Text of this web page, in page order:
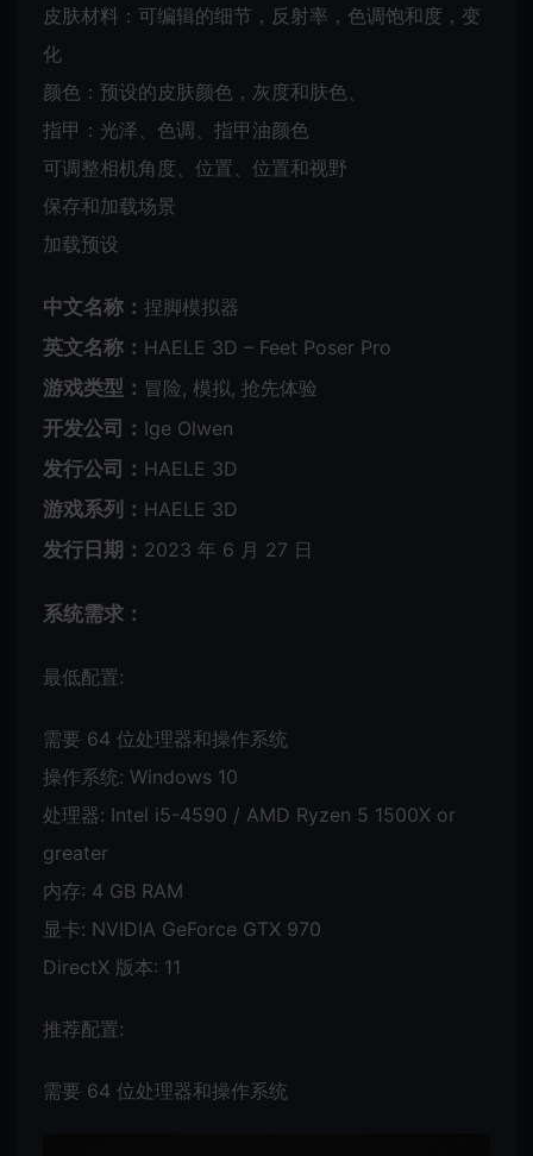
皮肤材料：可编辑的细节，反射率，色调饱和度，变
化
颜色：预设的皮肤颜色，灰度和肤色、
指甲：光泽、色调、指甲油颜色
可调整相机角度、位置、位置和视野
保存和加载场景
加载预设
中文名称： 捏脚模拟器
英文名称： HAELE 3D – Feet Poser Pro
游戏类型： 冒险, 模拟, 抢先体验
开发公司： Ige Olwen
发行公司： HAELE 3D
游戏系列： HAELE 3D
发行日期： 2023 年 6 月 27 日
系统需求：
最低配置:
需要 64 位处理器和操作系统
操作系统: Windows 10
处理器: Intel i5-4590 / AMD Ryzen 5 1500X or
greater
内存: 4 GB RAM
显卡: NVIDIA GeForce GTX 970
DirectX 版本: 11
推荐配置:
需要 64 位处理器和操作系统